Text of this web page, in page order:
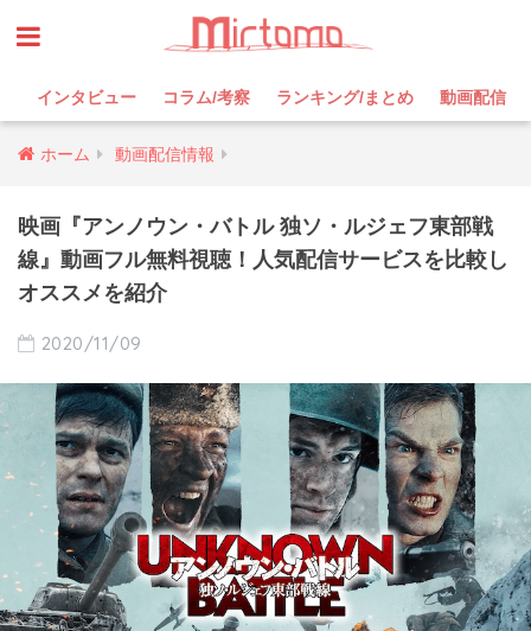
インタビュー コラム/考察 ランキング/まとめ 動画配信
ホーム 動画配信情報
映画『アンノウン・バトル 独ソ・ルジェフ東部戦
線』動画フル無料視聴！人気配信サービスを比較し
オススメを紹介
2020/11/09